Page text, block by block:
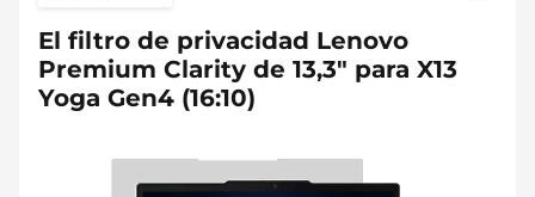
El filtro de privacidad Lenovo
Premium Clarity de 13,3" para X13
Yoga Gen4 (16:10)